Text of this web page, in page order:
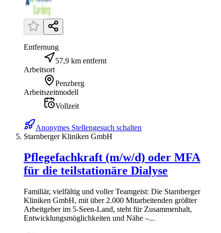
Entfernung
57,9 km entfernt
Arbeitsort
Penzberg
Arbeitszeitmodell
Vollzeit
Anonymes Stellengesuch schalten
Starnberger Kliniken GmbH
Pflegefachkraft (m/w/d) oder MFA
für die teilstationäre Dialyse
Familiär, vielfältig und voller Teamgeist: Die Starnberger
Kliniken GmbH, mit über 2.000 Mitarbeitenden größter
Arbeitgeber im 5-Seen-Land, steht für Zusammenhalt,
Entwicklungsmöglichkeiten und Nähe –...